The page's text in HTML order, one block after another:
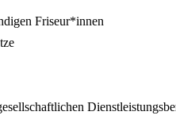
Friseur*innen